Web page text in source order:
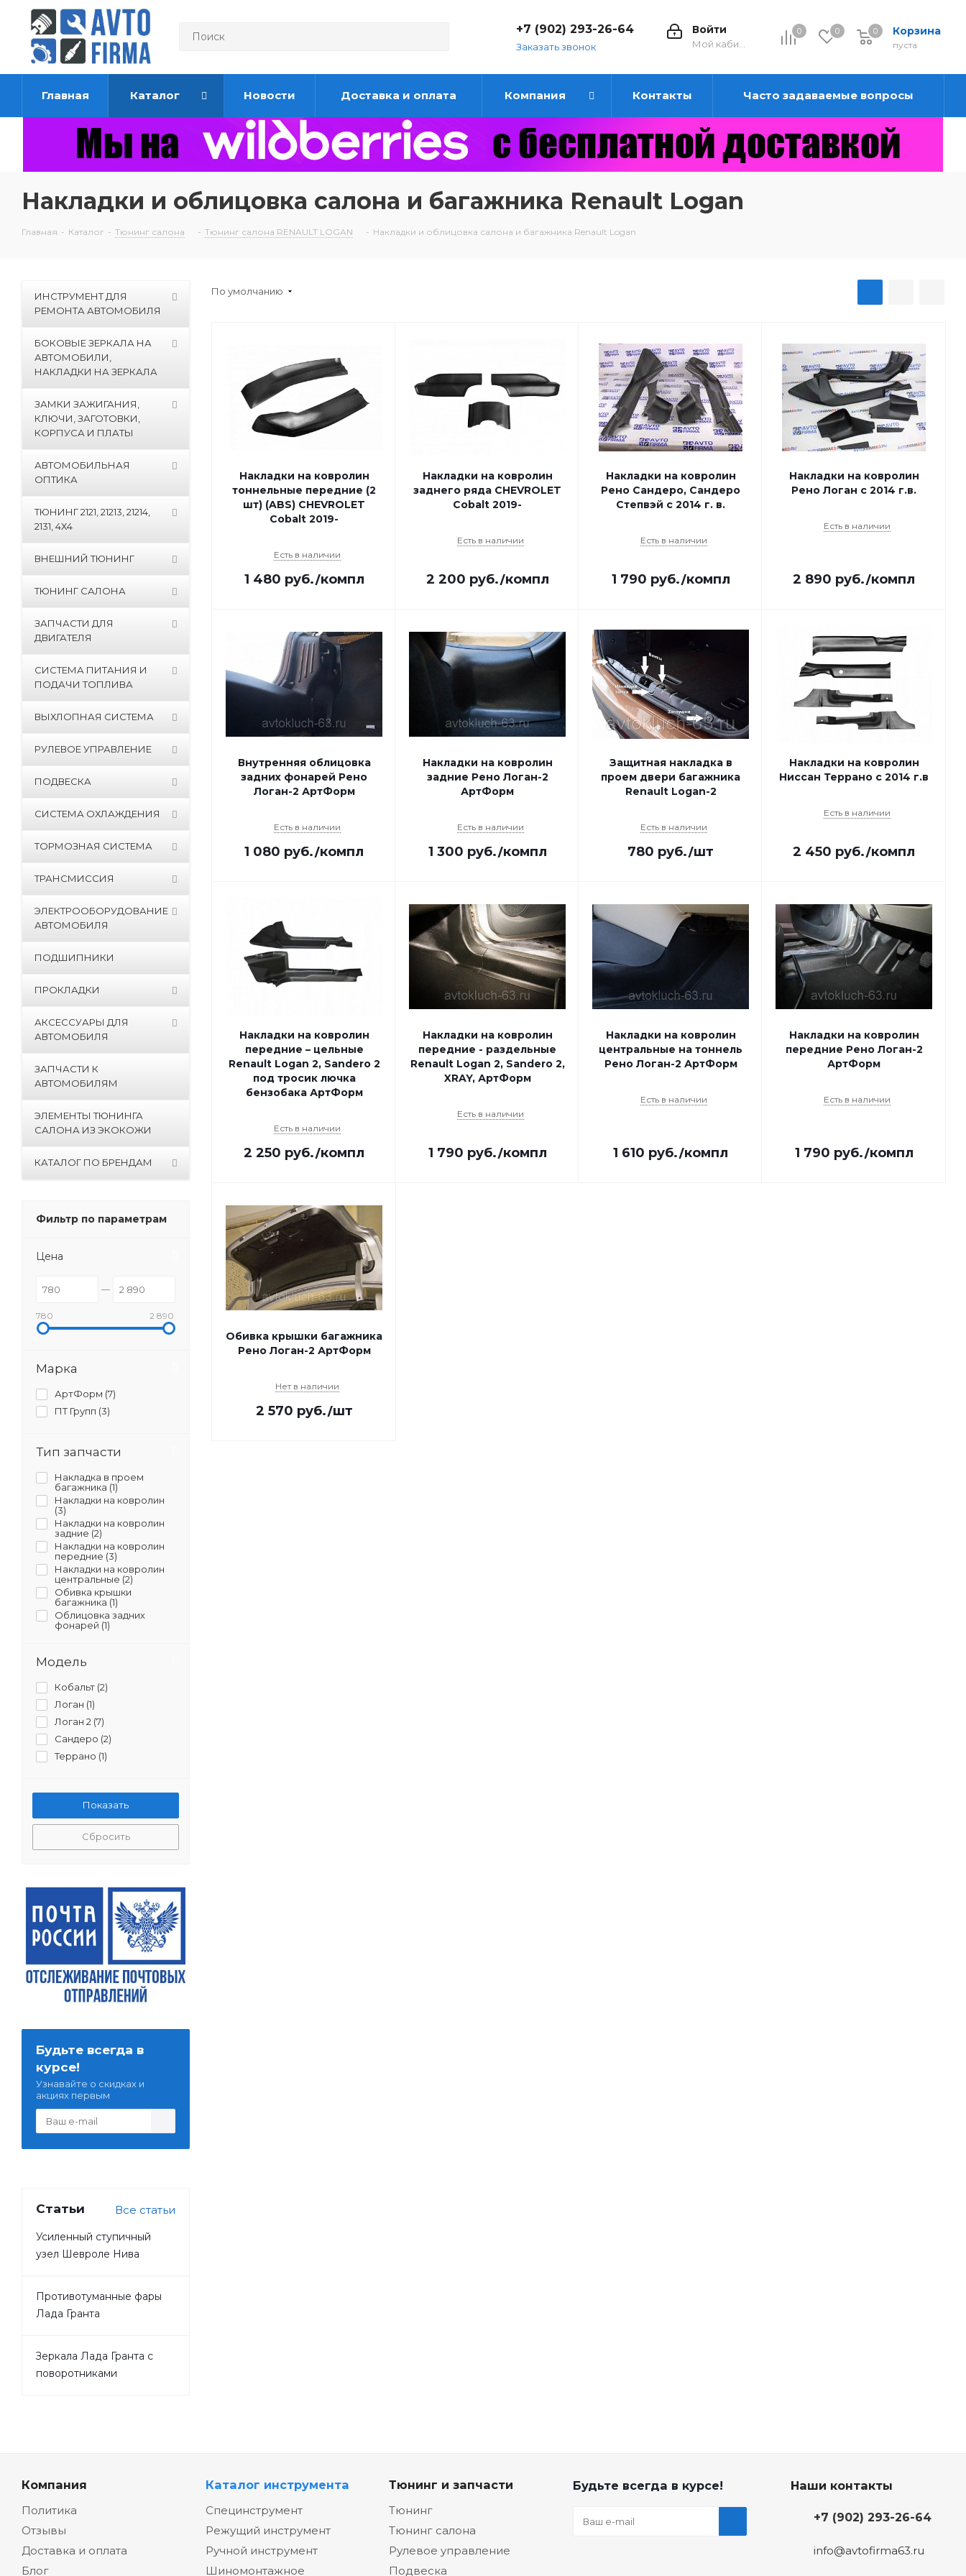
0 0 Корзина
0
пуста
0
Войти
+7 (902) 293-26-64
Заказать звонок
Главная Каталог Новости Доставка и оплата Компания Контакты Часто задаваемые вопросы
Накладки и облицовка салона и багажника Renault Logan
Главная - Каталог - Тюнинг салона - Тюнинг салона RENAULT LOGAN - Накладки и облицовка салона и багажника Renault Logan
По умолчанию
Накладки на ковролин
тоннельные передние (2
шт) (ABS) CHEVROLET
Cobalt 2019-
Есть в наличии
1 480 руб./компл
Накладки на ковролин
заднего ряда CHEVROLET
Cobalt 2019-
Есть в наличии
2 200 руб./компл
Накладки на ковролин
Рено Сандеро, Сандеро
Степвэй с 2014 г. в.
Есть в наличии
1 790 руб./компл
Накладки на ковролин
Рено Логан с 2014 г.в.
Есть в наличии
2 890 руб./компл
Внутренняя облицовка
задних фонарей Рено
Логан-2 АртФорм
Есть в наличии
1 080 руб./компл
Накладки на ковролин
задние Рено Логан-2
АртФорм
Есть в наличии
1 300 руб./компл
Защитная накладка в
проем двери багажника
Renault Logan-2
Есть в наличии
780 руб./шт
Накладки на ковролин
Ниссан Террано с 2014 г.в
Есть в наличии
2 450 руб./компл
Накладки на ковролин
передние – цельные
Renault Logan 2, Sandero 2
под тросик лючка
бензобака АртФорм
Есть в наличии
2 250 руб./компл
Накладки на ковролин
передние - раздельные
Renault Logan 2, Sandero 2,
XRAY, АртФорм
Есть в наличии
1 790 руб./компл
Накладки на ковролин
центральные на тоннель
Рено Логан-2 АртФорм
Есть в наличии
1 610 руб./компл
Накладки на ковролин
передние Рено Логан-2
АртФорм
Есть в наличии
1 790 руб./компл
Обивка крышки багажника
Рено Логан-2 АртФорм
Нет в наличии
2 570 руб./шт
ИНСТРУМЕНТ ДЛЯ
РЕМОНТА АВТОМОБИЛЯ
БОКОВЫЕ ЗЕРКАЛА НА
АВТОМОБИЛИ,
НАКЛАДКИ НА ЗЕРКАЛА
ЗАМКИ ЗАЖИГАНИЯ,
КЛЮЧИ, ЗАГОТОВКИ,
КОРПУСА И ПЛАТЫ
АВТОМОБИЛЬНАЯ
ОПТИКА
ТЮНИНГ 2121, 21213, 21214,
2131, 4Х4
ВНЕШНИЙ ТЮНИНГ
ТЮНИНГ САЛОНА
ЗАПЧАСТИ ДЛЯ
ДВИГАТЕЛЯ
СИСТЕМА ПИТАНИЯ И
ПОДАЧИ ТОПЛИВА
ВЫХЛОПНАЯ СИСТЕМА
РУЛЕВОЕ УПРАВЛЕНИЕ
ПОДВЕСКА
СИСТЕМА ОХЛАЖДЕНИЯ
ТОРМОЗНАЯ СИСТЕМА
ТРАНСМИССИЯ
ЭЛЕКТРООБОРУДОВАНИЕ
АВТОМОБИЛЯ
ПОДШИПНИКИ
ПРОКЛАДКИ
АКСЕССУАРЫ ДЛЯ
АВТОМОБИЛЯ
ЗАПЧАСТИ К
АВТОМОБИЛЯМ
ЭЛЕМЕНТЫ ТЮНИНГА
САЛОНА ИЗ ЭКОКОЖИ
КАТАЛОГ ПО БРЕНДАМ
Фильтр по параметрам
Цена
780 2 890
Марка
АртФорм (7)
ПТ Групп (3)
Тип запчасти
Накладка в проем
багажника (1)
Накладки на ковролин
(3)
Накладки на ковролин
задние (2)
Накладки на ковролин
передние (3)
Накладки на ковролин
центральные (2)
Обивка крышки
багажника (1)
Облицовка задних
фонарей (1)
Модель
Кобальт (2)
Логан (1)
Логан 2 (7)
Сандеро (2)
Террано (1)
Сбросить
Будьте всегда в
курсе!
Узнавайте о скидках и
акциях первым
Статьи Все статьи
Усиленный ступичный
узел Шевроле Нива
Противотуманные фары
Лада Гранта
Зеркала Лада Гранта с
поворотниками
Компания
Политика
Отзывы
Доставка и оплата
Блог
Каталог инструмента
Специнструмент
Режущий инструмент
Ручной инструмент
Шиномонтажное
Тюнинг и запчасти
Тюнинг
Тюнинг салона
Рулевое управление
Подвеска
Будьте всегда в курсе! Наши контакты
+7 (902) 293-26-64
info@avtofirma63.ru